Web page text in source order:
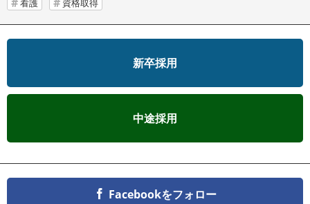
看護
資格取得
新卒採用
中途採用
Facebookをフォロー